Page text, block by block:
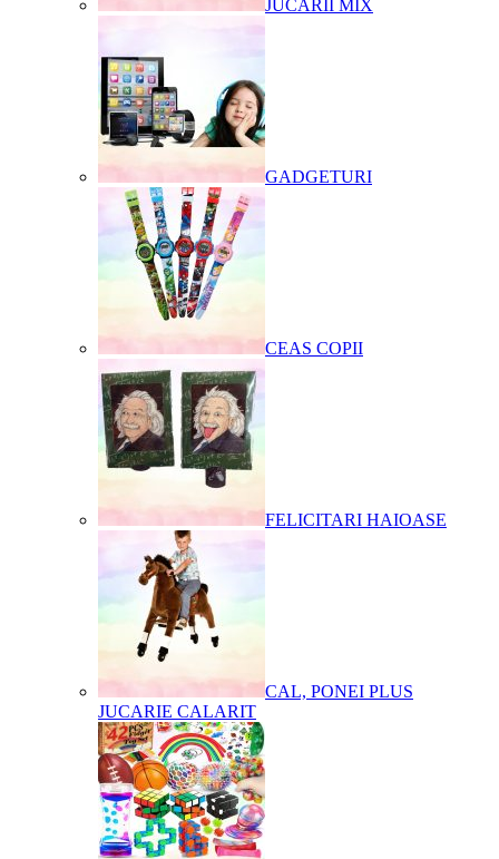
JUCARII MIX
GADGETURI
CEAS COPII
FELICITARI HAIOASE
CAL, PONEI PLUS
JUCARIE CALARIT